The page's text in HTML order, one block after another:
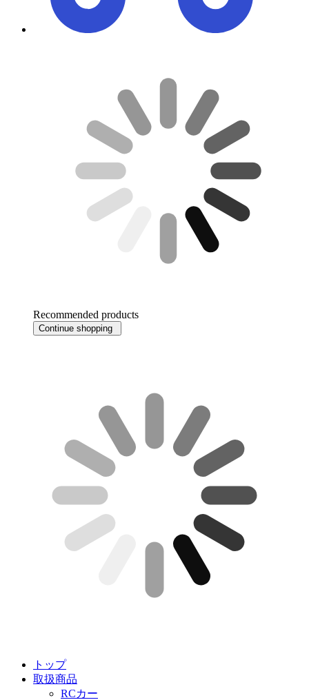
Recommended products
Continue shopping
トップ
取扱商品
RCカー